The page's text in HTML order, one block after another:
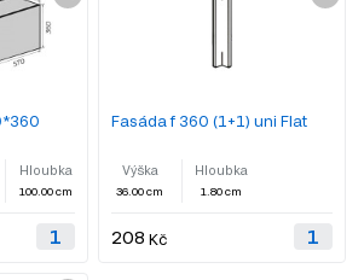
Hloubka
100.00 cm
Fasáda f 360 (1+1) uni Flat
Výška
36.00 cm
Hloubka
1.80 cm
208 Kč